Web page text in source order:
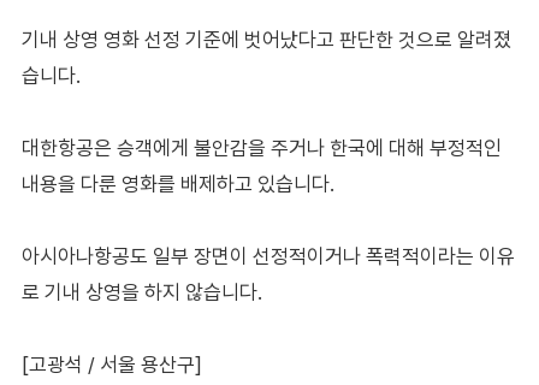
기내 상영 영화 선정 기준에 벗어났다고 판단한 것으로 알려졌
습니다.
대한항공은 승객에게 불안감을 주거나 한국에 대해 부정적인
내용을 다룬 영화를 배제하고 있습니다.
아시아나항공도 일부 장면이 선정적이거나 폭력적이라는 이유
로 기내 상영을 하지 않습니다.
[고광석 / 서울 용산구]